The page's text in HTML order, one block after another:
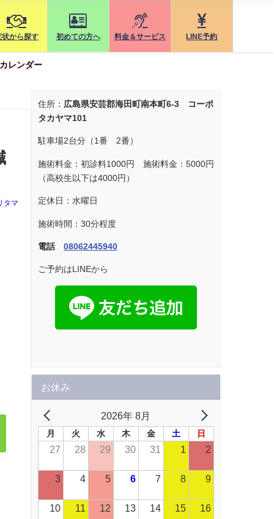
状から探す 初めての方へ 料金＆サービス LINE予約
レンダー
タマ
住所： 広島県安芸郡海田町南本町6-3 コーポ
タカヤマ101
駐車場2台分（1番 2番）
施術料金：初診料1000円 施術料金：5000円
（高校生以下は4000円）
定休日：水曜日
施術時間：30分程度
電話 08062445940
ご予約はLINEから
お休み
2026年 8月
月 火 水 木 金 土 日
27 28 29 30 31 1 2
3 4 5 6 7 8 9
10 11 12 13 14 15 16